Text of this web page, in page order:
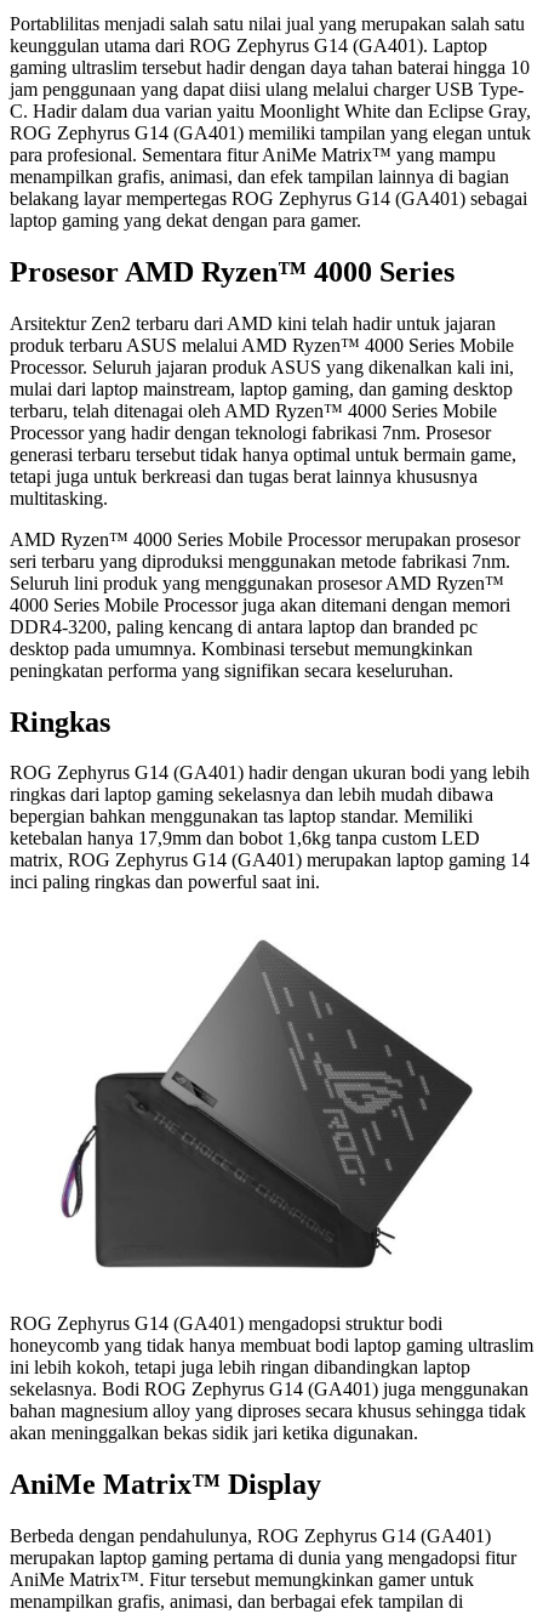
Portablilitas menjadi salah satu nilai jual yang merupakan salah satu
keunggulan utama dari ROG Zephyrus G14 (GA401). Laptop
gaming ultraslim tersebut hadir dengan daya tahan baterai hingga 10
jam penggunaan yang dapat diisi ulang melalui charger USB Type-
C. Hadir dalam dua varian yaitu Moonlight White dan Eclipse Gray,
ROG Zephyrus G14 (GA401) memiliki tampilan yang elegan untuk
para profesional. Sementara fitur AniMe Matrix™ yang mampu
menampilkan grafis, animasi, dan efek tampilan lainnya di bagian
belakang layar mempertegas ROG Zephyrus G14 (GA401) sebagai
laptop gaming yang dekat dengan para gamer.
Prosesor AMD Ryzen™ 4000 Series
Arsitektur Zen2 terbaru dari AMD kini telah hadir untuk jajaran
produk terbaru ASUS melalui AMD Ryzen™ 4000 Series Mobile
Processor. Seluruh jajaran produk ASUS yang dikenalkan kali ini,
mulai dari laptop mainstream, laptop gaming, dan gaming desktop
terbaru, telah ditenagai oleh AMD Ryzen™ 4000 Series Mobile
Processor yang hadir dengan teknologi fabrikasi 7nm. Prosesor
generasi terbaru tersebut tidak hanya optimal untuk bermain game,
tetapi juga untuk berkreasi dan tugas berat lainnya khususnya
multitasking.
AMD Ryzen™ 4000 Series Mobile Processor merupakan prosesor
seri terbaru yang diproduksi menggunakan metode fabrikasi 7nm.
Seluruh lini produk yang menggunakan prosesor AMD Ryzen™
4000 Series Mobile Processor juga akan ditemani dengan memori
DDR4-3200, paling kencang di antara laptop dan branded pc
desktop pada umumnya. Kombinasi tersebut memungkinkan
peningkatan performa yang signifikan secara keseluruhan.
Ringkas
ROG Zephyrus G14 (GA401) hadir dengan ukuran bodi yang lebih
ringkas dari laptop gaming sekelasnya dan lebih mudah dibawa
bepergian bahkan menggunakan tas laptop standar. Memiliki
ketebalan hanya 17,9mm dan bobot 1,6kg tanpa custom LED
matrix, ROG Zephyrus G14 (GA401) merupakan laptop gaming 14
inci paling ringkas dan powerful saat ini.
ROG Zephyrus G14 (GA401) mengadopsi struktur bodi
honeycomb yang tidak hanya membuat bodi laptop gaming ultraslim
ini lebih kokoh, tetapi juga lebih ringan dibandingkan laptop
sekelasnya. Bodi ROG Zephyrus G14 (GA401) juga menggunakan
bahan magnesium alloy yang diproses secara khusus sehingga tidak
akan meninggalkan bekas sidik jari ketika digunakan.
AniMe Matrix™ Display
Berbeda dengan pendahulunya, ROG Zephyrus G14 (GA401)
merupakan laptop gaming pertama di dunia yang mengadopsi fitur
AniMe Matrix™. Fitur tersebut memungkinkan gamer untuk
menampilkan grafis, animasi, dan berbagai efek tampilan di